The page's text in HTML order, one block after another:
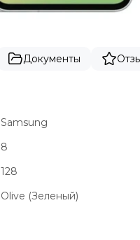
Документы
Samsung
8
128
Olive (Зеленый)